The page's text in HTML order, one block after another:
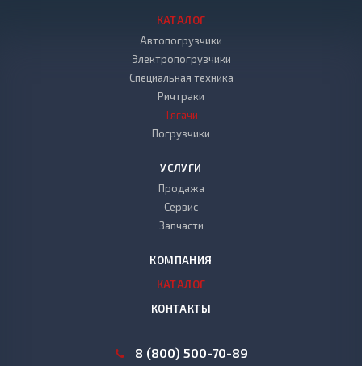
КАТАЛОГ
Автопогрузчики
Электропогрузчики
Специальная техника
Ричтраки
Тягачи
Погрузчики
УСЛУГИ
Продажа
Сервис
Запчасти
КОМПАНИЯ
КАТАЛОГ
КОНТАКТЫ
8 (800) 500-70-89